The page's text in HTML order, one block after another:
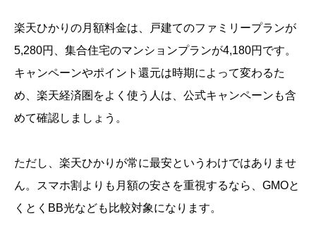
楽天ひかりの月額料金は、戸建てのファミリープランが
5,280円、集合住宅のマンションプランが4,180円です。
キャンペーンやポイント還元は時期によって変わるた
め、楽天経済圏をよく使う人は、公式キャンペーンも含
めて確認しましょう。
ただし、楽天ひかりが常に最安というわけではありませ
ん。スマホ割よりも月額の安さを重視するなら、GMOと
くとくBB光なども比較対象になります。